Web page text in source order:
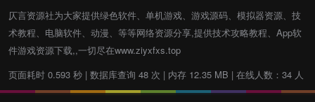
仄言资源社为大家提供绿色软件、单机游戏、游戏源码、模拟器资源、技
术教程、电脑软件、动漫、等等网络资源分享,提供技术攻略教程、App软
件游戏资源下载,,一切尽在www.ziyxfxs.top
页面耗时 0.593 秒 | 数据库查询 48 次 | 内存 12.35 MB | 在线人数：34 人